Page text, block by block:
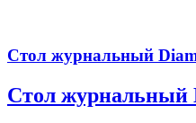
Стол журнальный
Стол журнальный